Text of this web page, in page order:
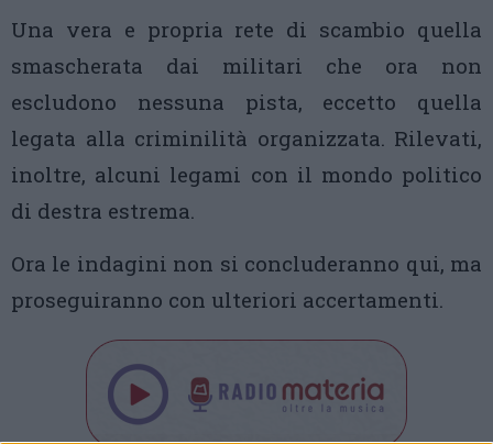
Una vera e propria rete di scambio quella
smascherata dai militari che ora non
escludono nessuna pista, eccetto quella
legata alla criminilità organizzata. Rilevati,
inoltre, alcuni legami con il mondo politico
di destra estrema.
Ora le indagini non si concluderanno qui, ma
proseguiranno con ulteriori accertamenti.